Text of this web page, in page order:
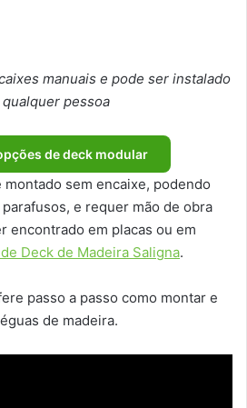
manuais e pode ser instalado
pessoa
de deck modular
sem encaixe, podendo
e requer mão de obra
encontrado em placas ou em
Deck de Madeira Saligna.
passo a passo como montar e
de madeira.